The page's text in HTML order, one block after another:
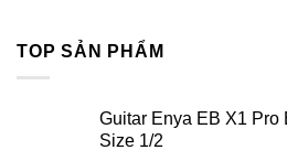
TOP SẢN PHẨM
Guitar Enya EB X1
Size 1/2